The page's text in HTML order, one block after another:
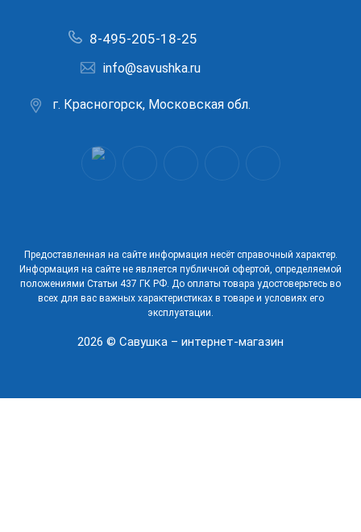
8-495-205-18-25
info@savushka.ru
г. Красногорск, Московская обл.
Предоставленная на сайте информация несёт справочный характер.
Информация на сайте не является публичной офертой, определяемой
положениями Статьи 437 ГК РФ. До оплаты товара удостоверьтесь во
всех для вас важных характеристиках в товаре и условиях его
эксплуатации.
2026 © Савушка – интернет-магазин